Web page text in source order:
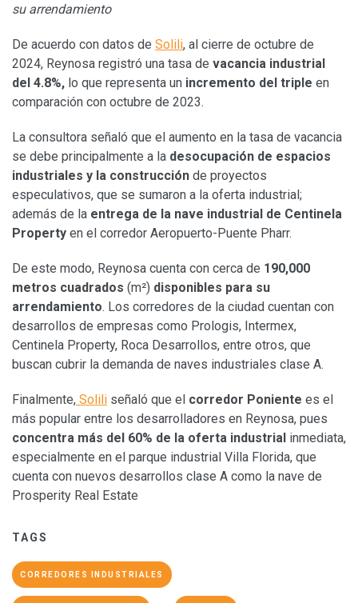
su arrendamiento
De acuerdo con datos de Solili, al cierre de octubre de
2024, Reynosa registró una tasa de vacancia industrial
del 4.8%, lo que representa un incremento del triple en
comparación con octubre de 2023.
La consultora señaló que el aumento en la tasa de vacancia
se debe principalmente a la desocupación de espacios
industriales y la construcción de proyectos
especulativos, que se sumaron a la oferta industrial;
además de la entrega de la nave industrial de Centinela
Property en el corredor Aeropuerto-Puente Pharr.
De este modo, Reynosa cuenta con cerca de 190,000
metros cuadrados (m²) disponibles para su
arrendamiento. Los corredores de la ciudad cuentan con
desarrollos de empresas como Prologis, Intermex,
Centinela Property, Roca Desarrollos, entre otros, que
buscan cubrir la demanda de naves industriales clase A.
Finalmente, Solili señaló que el corredor Poniente es el
más popular entre los desarrolladores en Reynosa, pues
concentra más del 60% de la oferta industrial inmediata,
especialmente en el parque industrial Villa Florida, que
cuenta con nuevos desarrollos clase A como la nave de
Prosperity Real Estate
TAGS
CORREDORES INDUSTRIALES